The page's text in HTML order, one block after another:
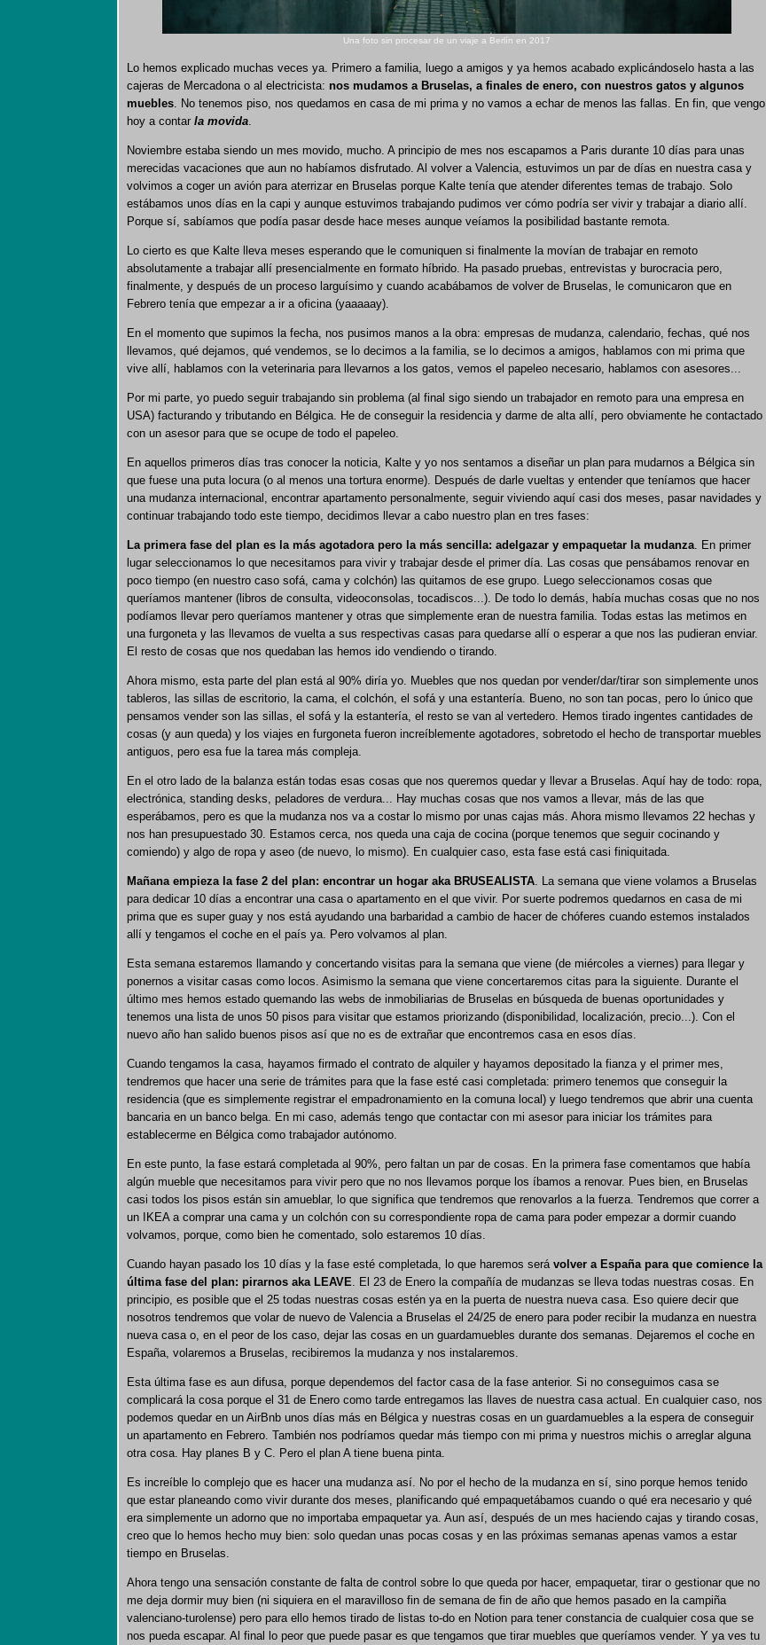
Una foto sin procesar de un viaje a Berlín en 2017
Lo hemos explicado muchas veces ya. Primero a familia, luego a amigos y ya hemos acabado explicándoselo hasta a las
cajeras de Mercadona o al electricista: nos mudamos a Bruselas, a finales de enero, con nuestros gatos y algunos
muebles . No tenemos piso, nos quedamos en casa de mi prima y no vamos a echar de menos las fallas. En fin, que vengo
hoy a contar la movida
Noviembre estaba siendo un mes movido, mucho. A principio de mes nos escapamos a Paris durante 10 días para unas
merecidas vacaciones que aun no habíamos disfrutado. Al volver a Valencia, estuvimos un par de días en nuestra casa y
volvimos a coger un avión para aterrizar en Bruselas porque Kalte tenía que atender diferentes temas de trabajo. Solo
estábamos unos días en la capi y aunque estuvimos trabajando pudimos ver cómo podría ser vivir y trabajar a diario allí.
Porque sí, sabíamos que podía pasar desde hace meses aunque veíamos la posibilidad bastante remota.
Lo cierto es que Kalte lleva meses esperando que le comuniquen si finalmente la movían de trabajar en remoto
absolutamente a trabajar allí presencialmente en formato híbrido. Ha pasado pruebas, entrevistas y burocracia pero,
finalmente, y después de un proceso larguísimo y cuando acabábamos de volver de Bruselas, le comunicaron que en
Febrero tenía que empezar a ir a oficina (yaaaaay).
En el momento que supimos la fecha, nos pusimos manos a la obra: empresas de mudanza, calendario, fechas, qué nos
llevamos, qué dejamos, qué vendemos, se lo decimos a la familia, se lo decimos a amigos, hablamos con mi prima que
vive allí, hablamos con la veterinaria para llevarnos a los gatos, vemos el papeleo necesario, hablamos con asesores...
Por mi parte, yo puedo seguir trabajando sin problema (al final sigo siendo un trabajador en remoto para una empresa en
USA) facturando y tributando en Bélgica. He de conseguir la residencia y darme de alta allí, pero obviamente he contactado
con un asesor para que se ocupe de todo el papeleo.
En aquellos primeros días tras conocer la noticia, Kalte y yo nos sentamos a diseñar un plan para mudarnos a Bélgica sin
que fuese una puta locura (o al menos una tortura enorme). Después de darle vueltas y entender que teníamos que hacer
una mudanza internacional, encontrar apartamento personalmente, seguir viviendo aquí casi dos meses, pasar navidades y
continuar trabajando todo este tiempo, decidimos llevar a cabo nuestro plan en tres fases:
La primera fase del plan es la más agotadora pero la más sencilla: adelgazar y empaquetar la mudanza . En primer
lugar seleccionamos lo que necesitamos para vivir y trabajar desde el primer día. Las cosas que pensábamos renovar en
poco tiempo (en nuestro caso sofá, cama y colchón) las quitamos de ese grupo. Luego seleccionamos cosas que
queríamos mantener (libros de consulta, videoconsolas, tocadiscos...). De todo lo demás, había muchas cosas que no nos
podíamos llevar pero queríamos mantener y otras que simplemente eran de nuestra familia. Todas estas las metimos en
una furgoneta y las llevamos de vuelta a sus respectivas casas para quedarse allí o esperar a que nos las pudieran enviar.
El resto de cosas que nos quedaban las hemos ido vendiendo o tirando.
Ahora mismo, esta parte del plan está al 90% diría yo. Muebles que nos quedan por vender/dar/tirar son simplemente unos
tableros, las sillas de escritorio, la cama, el colchón, el sofá y una estantería. Bueno, no son tan pocas, pero lo único que
pensamos vender son las sillas, el sofá y la estantería, el resto se van al vertedero. Hemos tirado ingentes cantidades de
cosas (y aun queda) y los viajes en furgoneta fueron increíblemente agotadores, sobretodo el hecho de transportar muebles
antiguos, pero esa fue la tarea más compleja.
En el otro lado de la balanza están todas esas cosas que nos queremos quedar y llevar a Bruselas. Aquí hay de todo: ropa,
electrónica, standing desks, peladores de verdura... Hay muchas cosas que nos vamos a llevar, más de las que
esperábamos, pero es que la mudanza nos va a costar lo mismo por unas cajas más. Ahora mismo llevamos 22 hechas y
nos han presupuestado 30. Estamos cerca, nos queda una caja de cocina (porque tenemos que seguir cocinando y
comiendo) y algo de ropa y aseo (de nuevo, lo mismo). En cualquier caso, esta fase está casi finiquitada.
Mañana empieza la fase 2 del plan: encontrar un hogar aka BRUSEALISTA . La semana que viene volamos a Bruselas
para dedicar 10 días a encontrar una casa o apartamento en el que vivir. Por suerte podremos quedarnos en casa de mi
prima que es super guay y nos está ayudando una barbaridad a cambio de hacer de chóferes cuando estemos instalados
allí y tengamos el coche en el país ya. Pero volvamos al plan.
Esta semana estaremos llamando y concertando visitas para la semana que viene (de miércoles a viernes) para llegar y
ponernos a visitar casas como locos. Asimismo la semana que viene concertaremos citas para la siguiente. Durante el
último mes hemos estado quemando las webs de inmobiliarias de Bruselas en búsqueda de buenas oportunidades y
tenemos una lista de unos 50 pisos para visitar que estamos priorizando (disponibilidad, localización, precio...). Con el
nuevo año han salido buenos pisos así que no es de extrañar que encontremos casa en esos días.
Cuando tengamos la casa, hayamos firmado el contrato de alquiler y hayamos depositado la fianza y el primer mes,
tendremos que hacer una serie de trámites para que la fase esté casi completada: primero tenemos que conseguir la
residencia (que es simplemente registrar el empadronamiento en la comuna local) y luego tendremos que abrir una cuenta
bancaria en un banco belga. En mi caso, además tengo que contactar con mi asesor para iniciar los trámites para
establecerme en Bélgica como trabajador autónomo.
En este punto, la fase estará completada al 90%, pero faltan un par de cosas. En la primera fase comentamos que había
algún mueble que necesitamos para vivir pero que no nos llevamos porque los íbamos a renovar. Pues bien, en Bruselas
casi todos los pisos están sin amueblar, lo que significa que tendremos que renovarlos a la fuerza. Tendremos que correr a
un IKEA a comprar una cama y un colchón con su correspondiente ropa de cama para poder empezar a dormir cuando
volvamos, porque, como bien he comentado, solo estaremos 10 días.
Cuando hayan pasado los 10 días y la fase esté completada, lo que haremos será volver a España para que comience la
última fase del plan: pirarnos aka LEAVE . El 23 de Enero la compañía de mudanzas se lleva todas nuestras cosas. En
principio, es posible que el 25 todas nuestras cosas estén ya en la puerta de nuestra nueva casa. Eso quiere decir que
nosotros tendremos que volar de nuevo de Valencia a Bruselas el 24/25 de enero para poder recibir la mudanza en nuestra
nueva casa o, en el peor de los caso, dejar las cosas en un guardamuebles durante dos semanas. Dejaremos el coche en
España, volaremos a Bruselas, recibiremos la mudanza y nos instalaremos.
Esta última fase es aun difusa, porque dependemos del factor casa de la fase anterior. Si no conseguimos casa se
complicará la cosa porque el 31 de Enero como tarde entregamos las llaves de nuestra casa actual. En cualquier caso, nos
podemos quedar en un AirBnb unos días más en Bélgica y nuestras cosas en un guardamuebles a la espera de conseguir
un apartamento en Febrero. También nos podríamos quedar más tiempo con mi prima y nuestros michis o arreglar alguna
otra cosa. Hay planes B y C. Pero el plan A tiene buena pinta.
Es increíble lo complejo que es hacer una mudanza así. No por el hecho de la mudanza en sí, sino porque hemos tenido
que estar planeando como vivir durante dos meses, planificando qué empaquetábamos cuando o qué era necesario y qué
era simplemente un adorno que no importaba empaquetar ya. Aun así, después de un mes haciendo cajas y tirando cosas,
creo que lo hemos hecho muy bien: solo quedan unas pocas cosas y en las próximas semanas apenas vamos a estar
tiempo en Bruselas.
Ahora tengo una sensación constante de falta de control sobre lo que queda por hacer, empaquetar, tirar o gestionar que no
me deja dormir muy bien (ni siquiera en el maravilloso fin de semana de fin de año que hemos pasado en la campiña
valenciano-turolense) pero para ello hemos tirado de listas to-do en Notion para tener constancia de cualquier cosa que se
nos pueda escapar. Al final lo peor que puede pasar es que tengamos que tirar muebles que queríamos vender. Y ya ves tu